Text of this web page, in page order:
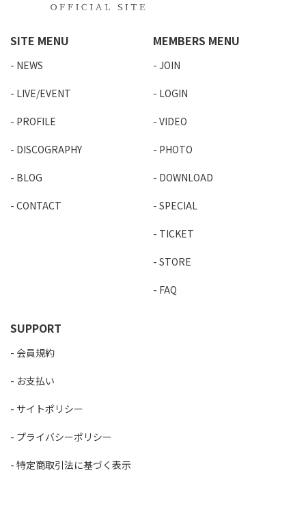
SITE MENU
NEWS
LIVE/EVENT
PROFILE
DISCOGRAPHY
BLOG
CONTACT
MEMBERS MENU
JOIN
LOGIN
VIDEO
PHOTO
DOWNLOAD
SPECIAL
TICKET
STORE
FAQ
SUPPORT
会員規約
お支払い
サイトポリシー
プライバシーポリシー
特定商取引法に基づく表示